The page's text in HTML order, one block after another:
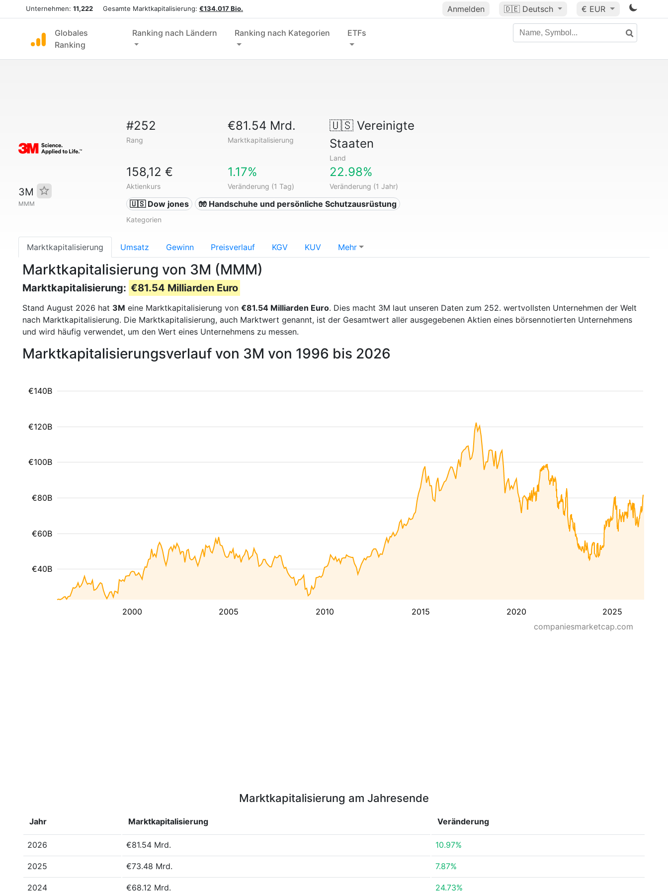
Unternehmen: 11,222 Gesamte Marktkapitalisierung: €134.017 Bio. Anmelden 🇩🇪 Deutsch € EUR
Globales
Ranking
Ranking nach Ländern Ranking nach Kategorien ETFs
3M
MMM
#252
Rang
€81.54 Mrd.
Marktkapitalisierung
🇺🇸Vereinigte
Staaten
Land
158,12 €
Aktienkurs
1.17%
Veränderung (1 Tag)
22.98%
Veränderung (1 Jahr)
🇺🇸 Dow jones 🧤 Handschuhe und persönliche Schutzausrüstung
Kategorien
Marktkapitalisierung Umsatz Gewinn Preisverlauf KGV KUV Mehr
Marktkapitalisierung von 3M (MMM)
Marktkapitalisierung: €81.54 Milliarden Euro
Stand August 2026 hat 3M eine Marktkapitalisierung von €81.54 Milliarden Euro. Dies macht 3M laut unseren Daten zum 252. wertvollsten Unternehmen der Welt
nach Marktkapitalisierung. Die Marktkapitalisierung, auch Marktwert genannt, ist der Gesamtwert aller ausgegebenen Aktien eines börsennotierten Unternehmens
und wird häufig verwendet, um den Wert eines Unternehmens zu messen.
Marktkapitalisierungsverlauf von 3M von 1996 bis 2026
2000 2005 2010 2015 2020 2025
€40B
€60B
€80B
€100B
€120B
€140B
companiesmarketcap.com
Marktkapitalisierung am Jahresende
Jahr Marktkapitalisierung Veränderung
2026 €81.54 Mrd. 10.97%
2025 €73.48 Mrd. 7.87%
2024 €68.12 Mrd. 24.73%